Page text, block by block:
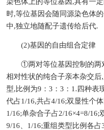
时,等位基因会随同源染色体
中,独立地随配子遗传给后代.
(2)基因的自由组合定律
①两对等位基因控制的两
相对性状的纯合子亲本杂交
型,比例为9：3：3：1.四种表
代占1/16,共占4/16;双显性个
1/16;单杂合子占2/16×4=8/
9/16、1/16;重组类型比例各占